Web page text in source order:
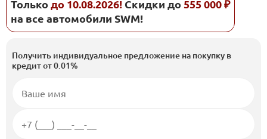
Только до 10.08.2026! Скидки до 555 000 ₽
на все автомобили SWM!
Получить индивидуальное предложение на покупку в
кредит от 0.01%